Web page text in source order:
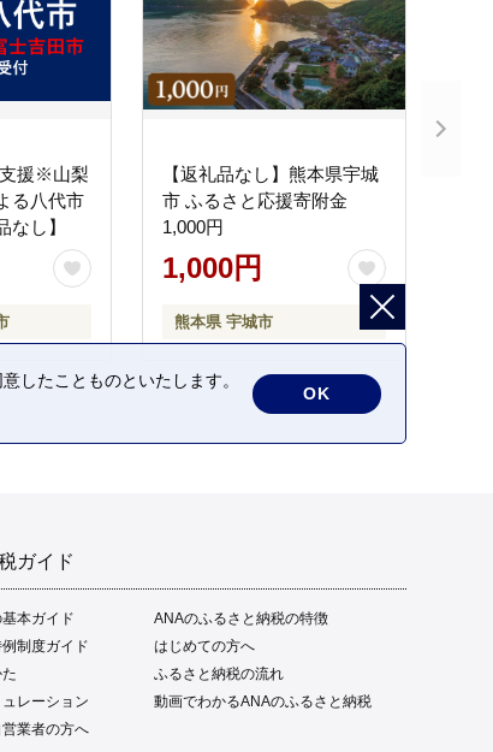
援※山梨
る八代市
なし】
【返礼品なし】熊本県宇城
市 ふるさと応援寄附金
1,000円
1,000円
熊本県 宇城市
ガイド
本ガイド
ANAのふるさと納税の特徴
制度ガイド
はじめての方へ
ふるさと納税の流れ
レーション
動画でわかるANAのふるさと納税
業者の方へ
したことものといたします。
OK